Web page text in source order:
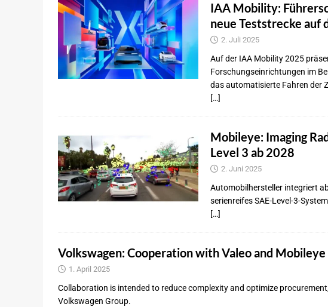
IAA Mobility:
neue Teststrecke auf
2. Juli 2025
Auf der IAA Mobility 2025
Forschungseinrichtungen im
das automatisierte Fahren der
[…]
Mobileye: Imaging
Level 3 ab 2028
2. Juni 2025
Automobilhersteller integriert
serienreifes SAE-Level-3-
[…]
Volkswagen: Cooperation with Valeo and
1. April 2025
Collaboration is intended to reduce complexity and optimize
Volkswagen Group.